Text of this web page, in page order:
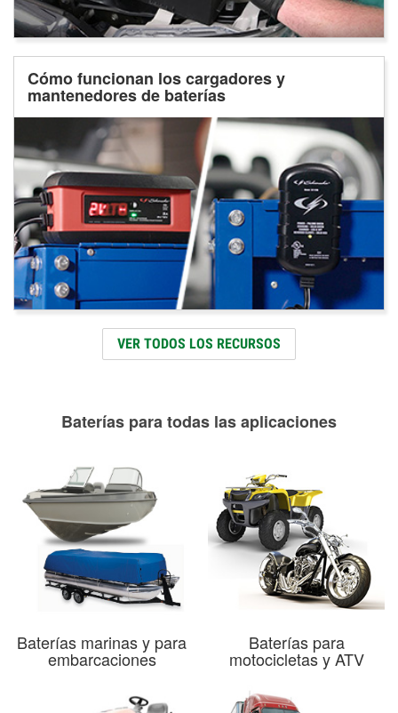
Cómo funcionan los cargadores y
mantenedores de baterías
VER TODOS LOS RECURSOS
Baterías para todas las aplicaciones
Baterías marinas y para
embarcaciones
Baterías para
motocicletas y ATV